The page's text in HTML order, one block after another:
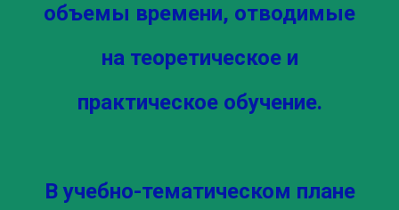
объемы времени, отводимые
на теоретическое и
практическое обучение.
В учебно-тематическом плане